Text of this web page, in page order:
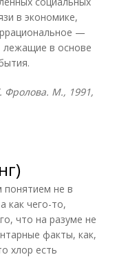
в экономике,
—
лежащие в основе
Фролова. М., 1991,
понятием не в
а как чего-то,
что на разуме не
факты, как,
хлор есть